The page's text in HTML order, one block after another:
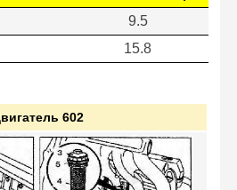
9.5
15.8
602